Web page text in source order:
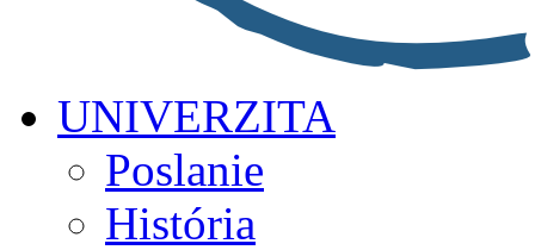
UNIVERZITA
Poslanie
História